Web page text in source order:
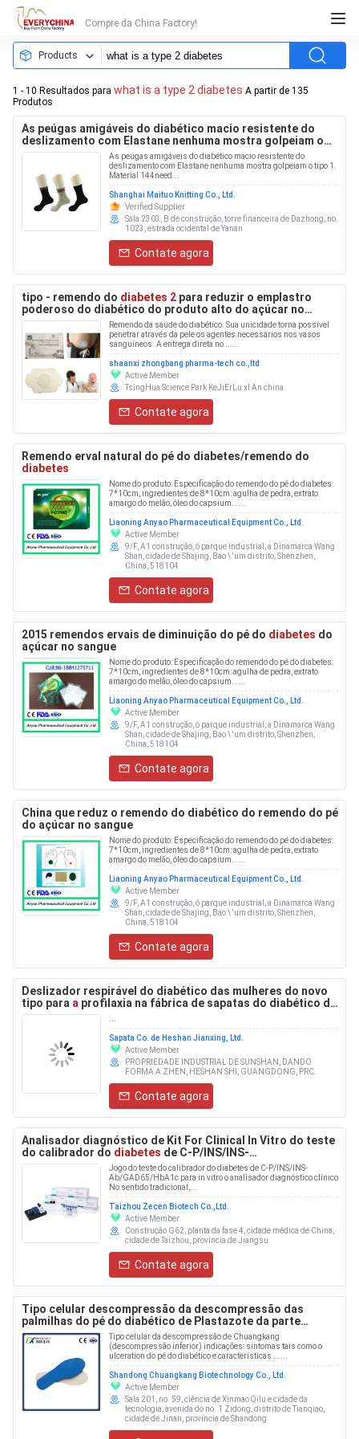
Compre da China Factory!
Products
1 - 10 Resultados para what is a type 2 diabetes A partir de 135
Produtos
As peúgas amigáveis do diabético macio resistente do
deslizamento com Elastane nenhuma mostra golpeiam o
tipo
As peúgas amigáveis do diabético macio resistente do
deslizamento com Elastane nenhuma mostra golpeiam o tipo 1.
Material 144need...
Shanghai Maituo Knitting Co., Ltd.
Verified Supplier
Sala 2303, B de construção, torre financeira de Dazhong, no.
1023, estrada ocidental de Yanan
Contate agora
tipo - remendo do diabetes 2 para reduzir o emplastro
poderoso do diabético do produto alto do açúcar no
sangue para abaixaraglicemia
Remendo da saúde do diabético. Sua unicidade torna possível
penetrar através da pele os agentes necessários nos vasos
sanguíneos. A entrega direta no ......
shaanxi zhongbang pharma-tech co.,ltd
Active Member
TsingHua Science Park KeJiErLu xI An china
Contate agora
Remendo erval natural do pé do diabetes/remendo do
diabetes
Nome do produto: Especificação do remendo do pé do diabetes:
7*10cm, ingredientes de 8*10cm: agulha de pedra, extrato
amargo do melão, óleo do capsium......
Liaoning Anyao Pharmaceutical Equipment Co., Ltd.
Active Member
9/F, A1 construção, ó parque industrial, a Dinamarca Wang
Shan, cidade de Shajing, Bao \ 'um distrito, Shenzhen,
China, 518104
Contate agora
2015 remendos ervais de diminuição do pé do diabetes do
açúcar no sangue
Nome do produto: Especificação do remendo do pé do diabetes:
7*10cm, ingredientes de 8*10cm: agulha de pedra, extrato
amargo do melão, óleo do capsium......
Liaoning Anyao Pharmaceutical Equipment Co., Ltd.
Active Member
9/F, A1 construção, ó parque industrial, a Dinamarca Wang
Shan, cidade de Shajing, Bao \ 'um distrito, Shenzhen,
China, 518104
Contate agora
China que reduz o remendo do diabético do remendo do pé
do açúcar no sangue
Nome do produto: Especificação do remendo do pé do diabetes:
7*10cm, ingredientes de 8*10cm: agulha de pedra, extrato
amargo do melão, óleo do capsium......
Liaoning Anyao Pharmaceutical Equipment Co., Ltd.
Active Member
9/F, A1 construção, ó parque industrial, a Dinamarca Wang
Shan, cidade de Shajing, Bao \ 'um distrito, Shenzhen,
China, 518104
Contate agora
Deslizador respirável do diabético das mulheres do novo
tipo para a profilaxia na fábrica de sapatas do diabético de
China
Sapata Co. de Heshan Jianxing, Ltd.
Active Member
PROPRIEDADE INDUSTRIAL DE SUNSHAN, DANDO
FORMA A ZHEN, HESHAN SHI, GUANGDONG, PRC.
Contate agora
Analisador diagnóstico de Kit For Clinical In Vitro do teste
do calibrador do diabetes de C-P/INS/INS-
Ab/GAD65/HbA1cJogo do teste do calibrador do diabetes de C-P/INS/INS-
Ab/GAD65/HbA1c para in vitro o analisador diagnóstico clínico
No sentido tradicional,...
Taizhou Zecen Biotech Co.,Ltd.
Active Member
Construção G62, planta da fase 4, cidade médica de China,
cidade de Taizhou, província de Jiangsu
Contate agora
Tipo celular descompressão da descompressão das
palmilhas do pé do diabético de Plastazote da parte
inferior
Tipo celular da descompressão de Chuangkang
(descompressão inferior) indicações: sintomas tais como o
ulceration do pé do diabético e características ......
Shandong Chuangkang Biotechnology Co., Ltd.
Active Member
Sala 201, no. 59, ciência de Xinmao Qilu e cidade da
tecnologia, avenida do no. 1 Zidong, distrito de Tianqiao,
cidade de Jinan, província de Shandong